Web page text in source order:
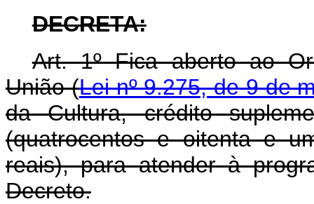
DECRETA:
Art. 1º Fica aberto ao
União (Lei nº 9.275, de 9 de
da Cultura, crédito
(quatrocentos e oitenta e
reais), para atender à
Decreto.